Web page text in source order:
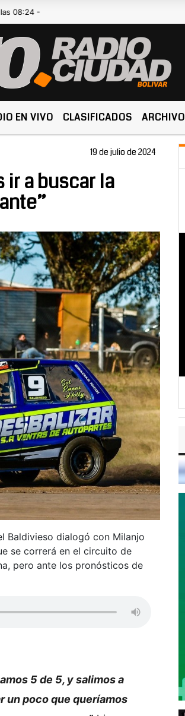
EN VIVO CLASIFICADOS ARCHIVO
19 de julio de 2024
ir a buscar la
Baldivieso dialogó con Milanjo
se correrá en el circuito de
pero ante los pronósticos de
5 de 5, y salimos a
un poco que queríamos